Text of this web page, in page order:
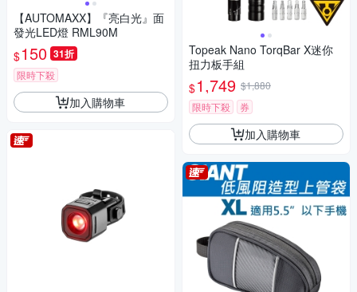
【AUTOMAXX】『亮白光』面
發光LED燈 RML90M
$150 31折
限時下殺
加入購物車
Topeak Nano TorqBar X迷你
扭力板手組
$1,749 $1,880
限時下殺
券
加入購物車